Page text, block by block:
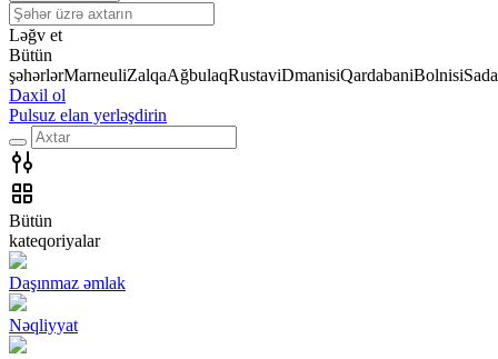
Ləğv et
Bütün
şəhərlərMarneuliZalqaAğbulaqRustaviDmanisiQardabaniBolnisi
Daxil ol
Pulsuz elan yerləşdirin
Bütün
kateqoriyalar
Daşınmaz əmlak
Nəqliyyat